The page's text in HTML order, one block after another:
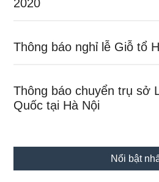
2020
Thông báo nghỉ lễ Giỗ tổ
Thông báo chuyển trụ sở
Quốc tại Hà Nội
Nổi bật